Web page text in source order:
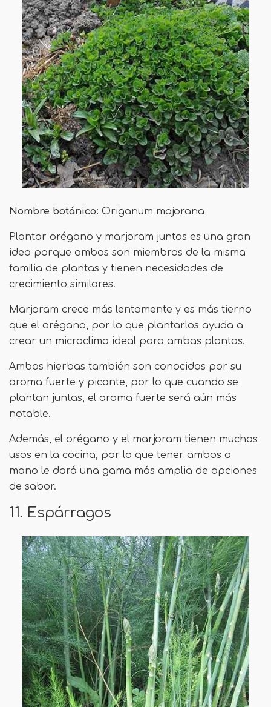
Nombre botánico: Origanum majorana
Plantar orégano y marjoram juntos es una gran
idea porque ambos son miembros de la misma
familia de plantas y tienen necesidades de
crecimiento similares.
Marjoram crece más lentamente y es más tierno
que el orégano, por lo que plantarlos ayuda a
crear un microclima ideal para ambas plantas.
Ambas hierbas también son conocidas por su
aroma fuerte y picante, por lo que cuando se
plantan juntas, el aroma fuerte será aún más
notable.
Además, el orégano y el marjoram tienen muchos
usos en la cocina, por lo que tener ambos a
mano le dará una gama más amplia de opciones
de sabor.
11. Espárragos